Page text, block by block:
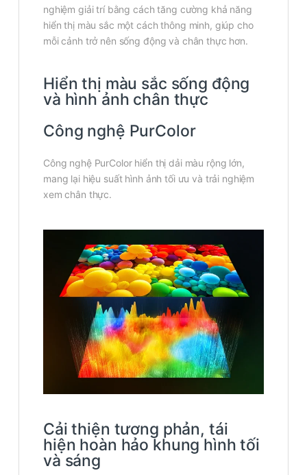
nghiệm giải trí bằng cách tăng cường khả năng
hiển thị màu sắc một cách thông minh, giúp cho
mỗi cảnh trở nên sống động và chân thực hơn.
Hiển thị màu sắc sống động
và hình ảnh chân thực
Công nghệ PurColor
Công nghệ PurColor hiển thị dải màu rộng lớn,
mang lại hiệu suất hình ảnh tối ưu và trải nghiệm
xem chân thực.
Cải thiện tương phản, tái
hiện hoàn hảo khung hình tối
và sáng